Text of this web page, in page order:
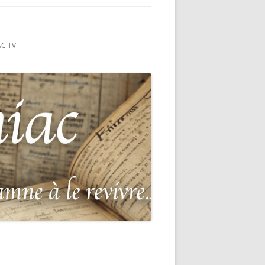
SUR-MER
DU
DU HC
(44)
MONUMENT
DE 1870-
TV